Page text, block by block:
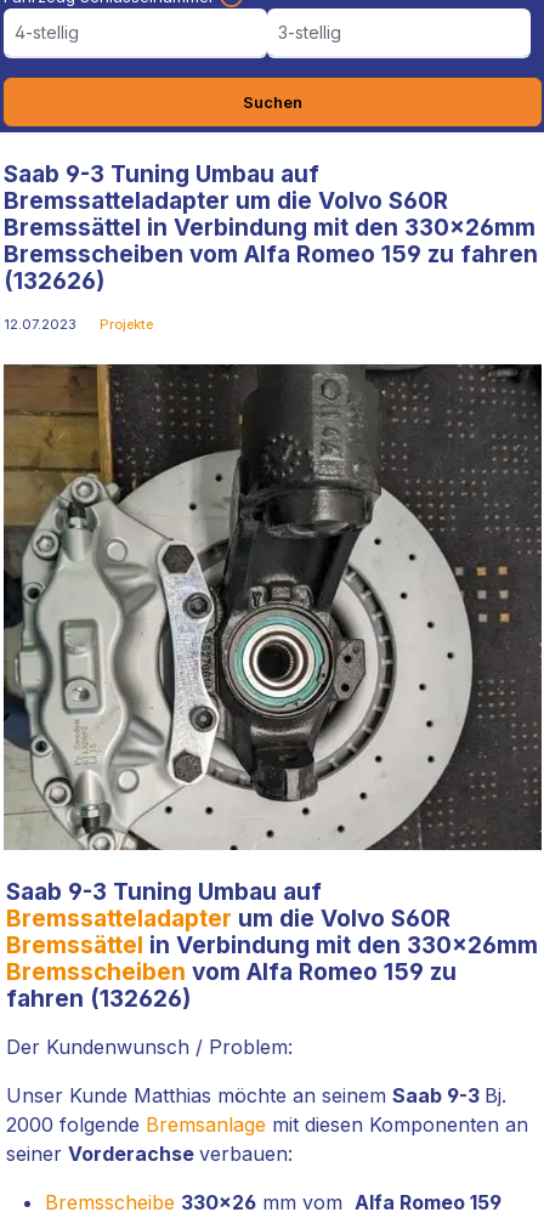
4-stellig
3-stellig
Suchen
Saab 9-3 Tuning Umbau auf
Bremssatteladapter um die Volvo S60R
Bremssättel in Verbindung mit den 330x26mm
Bremsscheiben vom Alfa Romeo 159 zu fahren
(132626)
12.07.2023 Projekte
Saab 9-3 Tuning Umbau auf
Bremssatteladapter um die Volvo S60R
Bremssättel in Verbindung mit den 330x26mm
Bremsscheiben vom Alfa Romeo 159 zu
fahren (132626)
Der Kundenwunsch / Problem:
Unser Kunde Matthias möchte an seinem Saab 9-3 Bj.
2000 folgende Bremsanlage mit diesen Komponenten an
seiner Vorderachse verbauen:
Bremsscheibe 330x26 mm vom Alfa Romeo 159